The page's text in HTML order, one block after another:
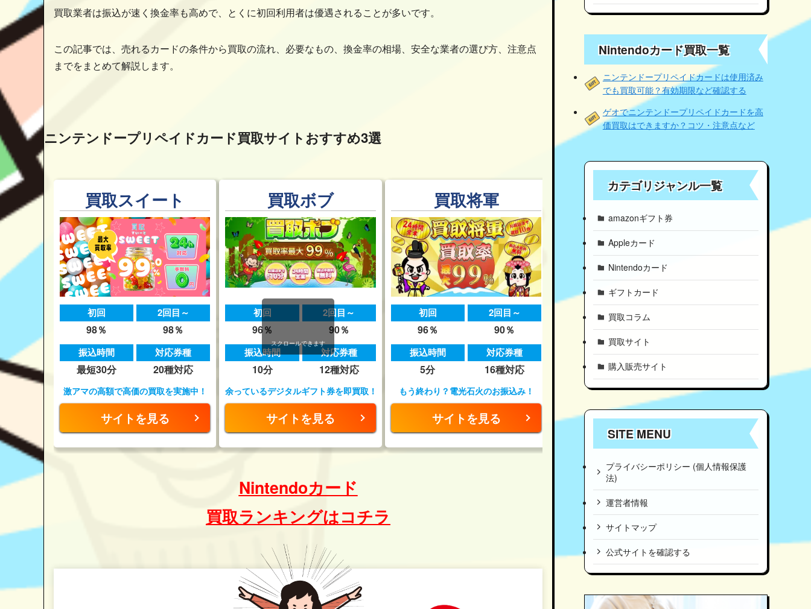
買取業者は振込が速く換金率も高めで、とくに初回利用者は優遇されることが多いです。
この記事では、売れるカードの条件から買取の流れ、必要なもの、換金率の相場、安全な業者の選び方、注意点
までをまとめて解説します。
ニンテンドープリペイドカード買取サイトおすすめ3選
買取スイート
初回
98％
2回目～
98％
振込時間
最短30分
対応券種
20種対応
激アマの高額で高価の買取を実施中！
サイトを見る
買取ボブ
初回
96％
2回目～
90％
振込時間
10分
対応券種
12種対応
余っているデジタルギフト券を即買取！
サイトを見る
買取将軍
初回
96％
2回目～
90％
振込時間
5分
対応券種
16種対応
もう終わり？電光石火のお振込み！
サイトを見る
スクロールできます
Nintendoカード
買取ランキングはコチラ
Nintendoカード買取一覧
ニンテンドープリペイドカードは使用済み
でも買取可能？有効期限など確認する
ゲオでニンテンドープリペイドカードを高
価買取はできますか？コツ・注意点など
カテゴリジャンル一覧
amazonギフト券
Appleカード
Nintendoカード
ギフトカード
買取コラム
買取サイト
購入販売サイト
SITE MENU
プライバシーポリシー (個人情報保護
法)
運営者情報
サイトマップ
公式サイトを確認する